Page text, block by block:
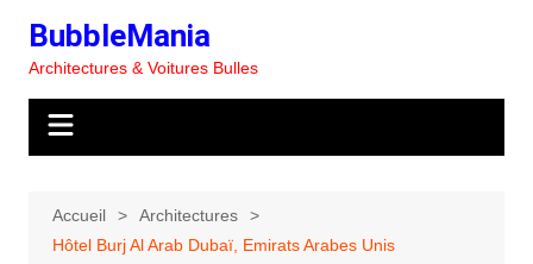
contenu
BubbleMania
Architectures & Voitures Bulles
Accueil
Architectures
Hôtel Burj Al Arab Dubaï, Emirats Arabes Unis